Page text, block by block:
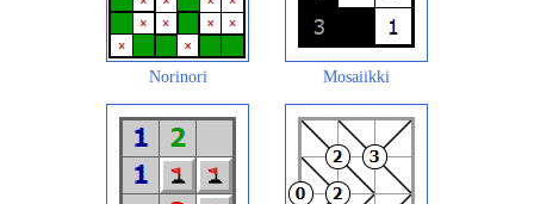
Norinori Mosaiikki